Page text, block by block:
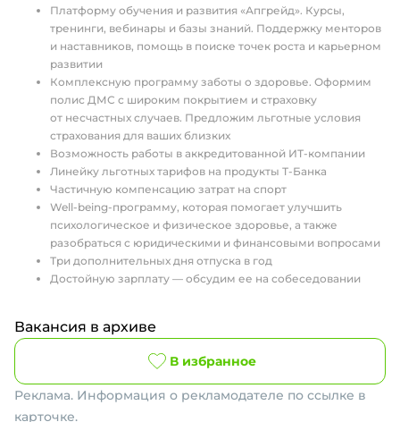
Платформу обучения и развития «Апгрейд». Курсы,
тренинги, вебинары и базы знаний. Поддержку менторов
и наставников, помощь в поиске точек роста и карьерном
развитии
Комплексную программу заботы о здоровье. Оформим
полис ДМС с широким покрытием и страховку
от несчастных случаев. Предложим льготные условия
страхования для ваших близких
Возможность работы в аккредитованной ИТ-компании
Линейку льготных тарифов на продукты Т-Банка
Частичную компенсацию затрат на спорт
Well-being-программу, которая помогает улучшить
психологическое и физическое здоровье, а также
разобраться с юридическими и финансовыми вопросами
Три дополнительных дня отпуска в год
Достойную зарплату — обсудим ее на собеседовании
Вакансия в архиве
В избранное
Реклама. Информация о рекламодателе по ссылке в
карточке.